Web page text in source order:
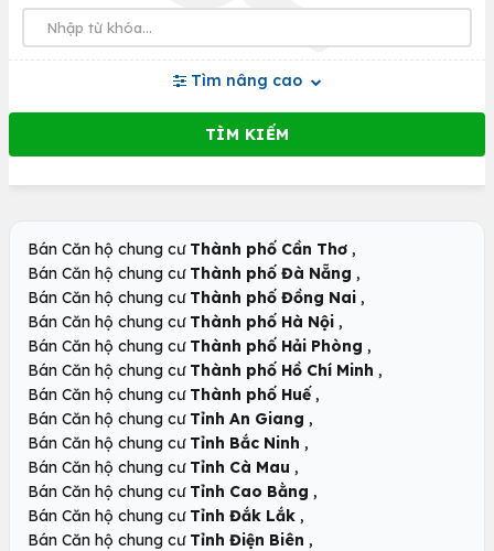
Tìm nâng cao
Bán Căn hộ chung cư Thành phố Cần Thơ ,
Bán Căn hộ chung cư Thành phố Đà Nẵng ,
Bán Căn hộ chung cư Thành phố Đồng Nai ,
Bán Căn hộ chung cư Thành phố Hà Nội ,
Bán Căn hộ chung cư Thành phố Hải Phòng ,
Bán Căn hộ chung cư Thành phố Hồ Chí Minh ,
Bán Căn hộ chung cư Thành phố Huế ,
Bán Căn hộ chung cư Tỉnh An Giang ,
Bán Căn hộ chung cư Tỉnh Bắc Ninh ,
Bán Căn hộ chung cư Tỉnh Cà Mau ,
Bán Căn hộ chung cư Tỉnh Cao Bằng ,
Bán Căn hộ chung cư Tỉnh Đắk Lắk ,
Bán Căn hộ chung cư Tỉnh Điện Biên ,